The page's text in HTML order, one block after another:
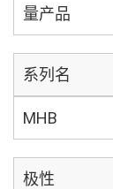
量产品
系列名
MHB
极性